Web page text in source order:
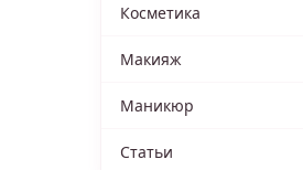
Косметика
Макияж
Маникюр
Статьи